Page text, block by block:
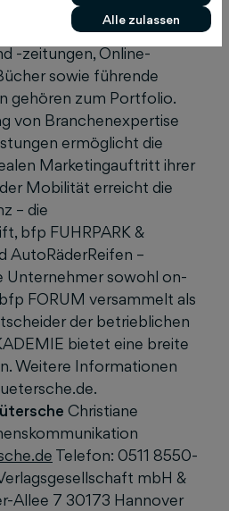
über
Rund 35
-zeitungen, Online-
sowie führende
gehören zum Portfolio.
von Branchenexpertise
ermöglicht die
Marketingauftritt ihrer
Mobilität erreicht die
– die
bfp FUHRPARK &
AutoRäderReifen –
Unternehmer sowohl on-
FORUM versammelt als
der betrieblichen
bietet eine breite
Weitere Informationen
Christiane
Telefon: 0511 8550-
mbH &
Allee 7 30173 Hannover
Alle zulassen